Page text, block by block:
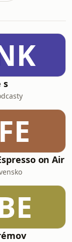
a
•
s
FE
on Air